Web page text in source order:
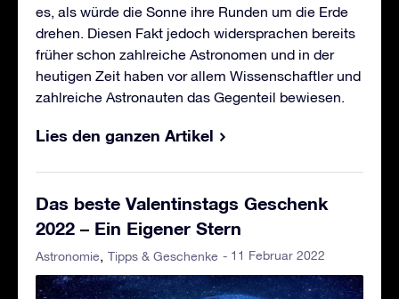
es, als würde die Sonne ihre Runden um die Erde
drehen. Diesen Fakt jedoch widersprachen bereits
früher schon zahlreiche Astronomen und in der
heutigen Zeit haben vor allem Wissenschaftler und
zahlreiche Astronauten das Gegenteil bewiesen.
Lies den ganzen Artikel
Das beste Valentinstags Geschenk
2022 – Ein Eigener Stern
Astronomie Tipps & Geschenke - 11 Februar 2022